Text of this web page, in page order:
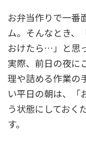
お弁当作りで一番
ム。そんなとき、
おけたら…」と思
実際、前日の夜に
理や詰める作業の
い平日の朝は、「
う状態にしておく
す。